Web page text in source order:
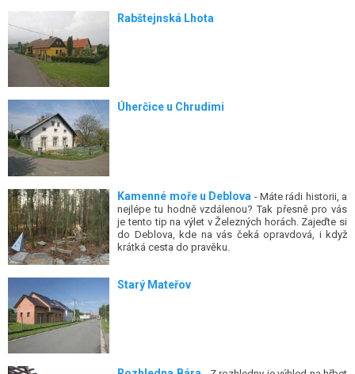
Rabštejnská Lhota
Úherčice u Chrudimi
Kamenné moře u Deblova - Máte rádi historii, a
nejlépe tu hodně vzdálenou? Tak přesně pro vás
je tento tip na výlet v Železných horách. Zajeďte si
do Deblova, kde na vás čeká opravdová, i když
krátká cesta do pravěku.
Starý Mateřov